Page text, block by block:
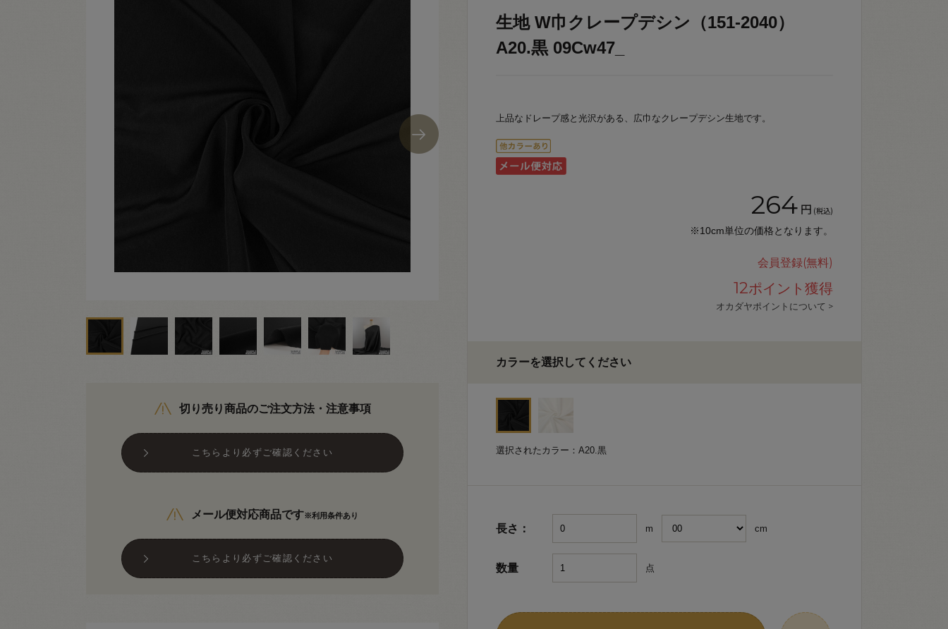
切り売り商品のご注文方法・注意事項
こちらより必ずご確認ください
メール便対応商品です※利用条件あり
こちらより必ずご確認ください
生地 W巾クレープデシン（151-2040）
A20.黒 09Cw47_
上品なドレープ感と光沢がある、広巾なクレープデシン生地です。
264 円 (税込)
※10cm単位の価格となります。
会員登録(無料)
12ポイント獲得
オカダヤポイントについて >
カラーを選択してください
選択されたカラー：A20.黒
長さ： m cm
数量 点